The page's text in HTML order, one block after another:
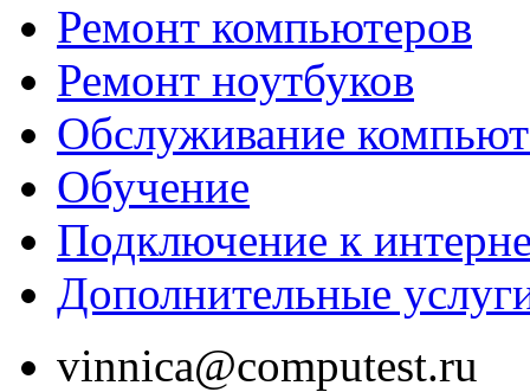
Ремонт компьютеров
Ремонт ноутбуков
Обслуживание
Обучение
Подключение к
Дополнительные
vinnica@computest.ru